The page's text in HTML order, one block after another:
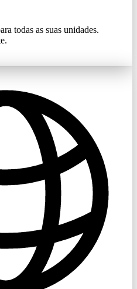
todas as suas unidades.